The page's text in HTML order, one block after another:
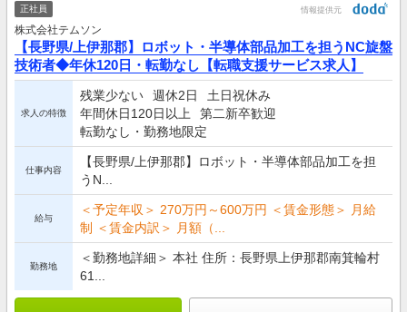
正社員 情報提供元
株式会社テムソン
【長野県/上伊那郡】ロボット・半導体部品加工を担うNC旋盤
技術者◆年休120日・転勤なし【転職支援サービス求人】
求人の特徴
残業少ない 週休2日
土日祝休み
年間休日120日以上
第二新卒歓迎
転勤なし・勤務地限定
仕事内容
【長野県/上伊那郡】ロボット・半導体部品加工を担
うN...
給与
＜予定年収＞ 270万円～600万円 ＜賃金形態＞ 月給
制 ＜賃金内訳＞ 月額（...
勤務地
＜勤務地詳細＞ 本社 住所：長野県上伊那郡南箕輪村
61...